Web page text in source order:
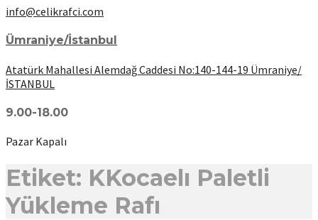
info@celikrafci.com
Ümraniye/İstanbul
Atatürk Mahallesi Alemdağ Caddesi No:140-144-19 Ümraniye/
İSTANBUL
9.00-18.00
Pazar Kapalı
Etiket: KKocaelı Paletli
Yükleme Rafı